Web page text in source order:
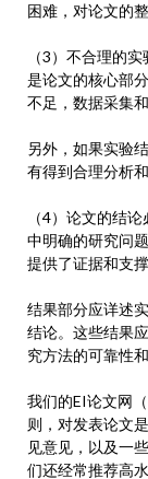
困难，对论文的
（3）不合理的
是论文的核心部
不足，数据采集
另外，如果实验
有得到合理分析
（4）论文的结
中明确的研究问
提供了证据和支撑
结果部分应详述
结论。这些结果
究方法的可靠性和
我们的EI论文网
则，对发表论文
见意见，以及一
们还经常推荐高